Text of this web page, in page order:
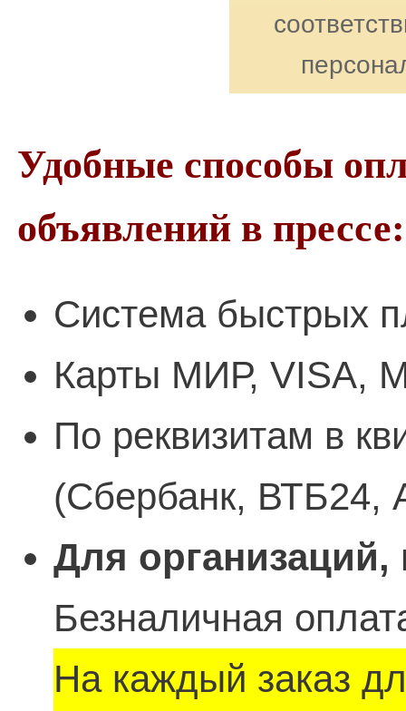
Удобные способы
объявлений в прессе:
Система быстрых
Карты МИР, VISA,
По реквизитам в
(Сбербанк, ВТБ24,
Для
Безналичная
На каждый заказ